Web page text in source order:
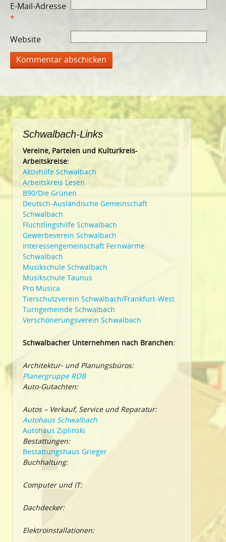
E-Mail-Adresse
*
Website
Schwalbach-Links
Vereine, Parteien und Kulturkreis-
Arbeitskreise:
Aktivhilfe Schwalbach
Arbeitskreis Lesen
B90/Die Grünen
Deutsch-Ausländische Gemeinschaft
Schwalbach
Flüchtlingshilfe Schwalbach
Gewerbeverein Schwalbach
Interessengemeinschaft Fernwärme
Schwalbach
Musikschule Schwalbach
Musikschule Taunus
Pro Musica
Tierschutzverein Schwalbach/Frankfurt-West
Turngemeinde Schwalbach
Verschönerungsverein Schwalbach
Schwalbacher Unternehmen nach Branchen:
Architektur- und Planungsbüros:
Planergruppe ROB
Auto-Gutachten:
Autos – Verkauf, Service und Reparatur:
Autohaus Schwalbach
Autohaus Ziplinski
Bestattungen:
Bestattungshaus Grieger
Buchhaltung:
Computer und IT:
Dachdecker:
Elektroinstallationen: